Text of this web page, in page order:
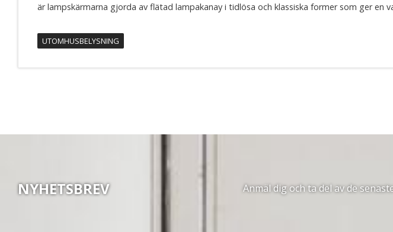
är lampskärmarna gjorda av flätad lampakanay i tidlösa och klassiska former som ger en
UTOMHUSBELYSNING
NYHETSBREV Anmäl dig och ta del av de